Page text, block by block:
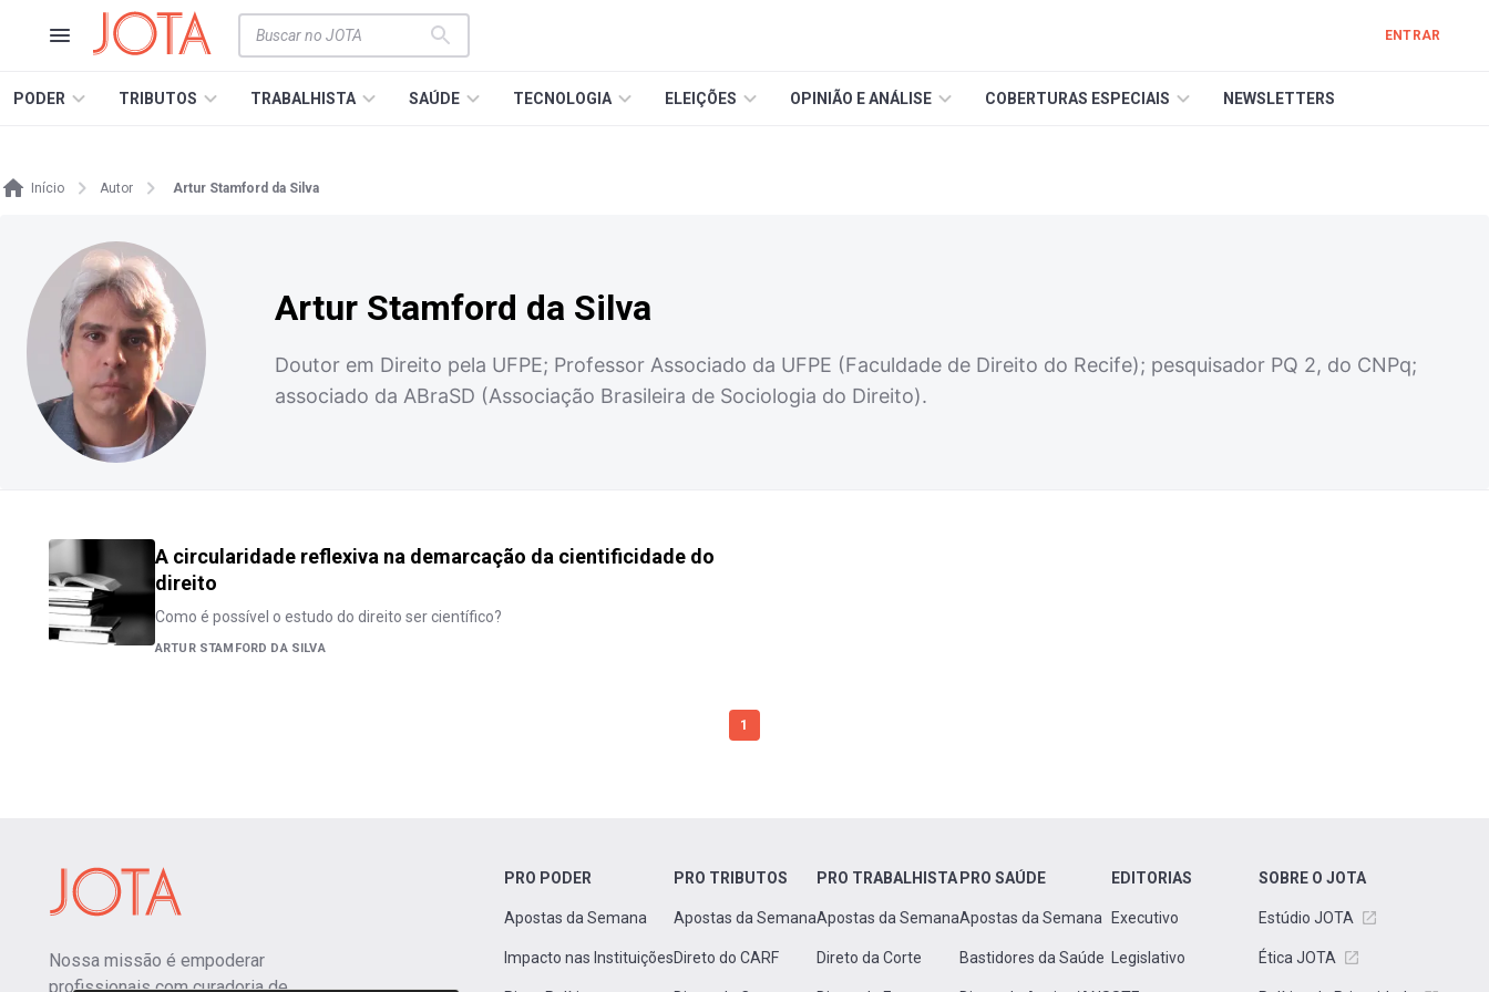
ENTRAR
PODER TRIBUTOS TRABALHISTA SAÚDE TECNOLOGIA ELEIÇÕES OPINIÃO E ANÁLISE COBERTURAS ESPECIAIS NEWSLETTERS
Início Autor Artur Stamford da Silva
Artur Stamford da Silva
Doutor em Direito pela UFPE; Professor Associado da UFPE (Faculdade de Direito do Recife); pesquisador PQ 2, do CNPq;
associado da ABraSD (Associação Brasileira de Sociologia do Direito).
A circularidade reflexiva na demarcação da cientificidade do
direito
Como é possível o estudo do direito ser científico?
ARTUR STAMFORD DA SILVA
1
Nossa missão é empoderar
profissionais com curadoria de
PRO PODER
Apostas da Semana
Impacto nas Instituições
PRO TRIBUTOS
Apostas da Semana
Direto do CARF
PRO TRABALHISTA
Apostas da Semana
Direto da Corte
PRO SAÚDE
Apostas da Semana
Bastidores da Saúde
EDITORIAS
Executivo
Legislativo
SOBRE O JOTA
Estúdio JOTA
Ética JOTA